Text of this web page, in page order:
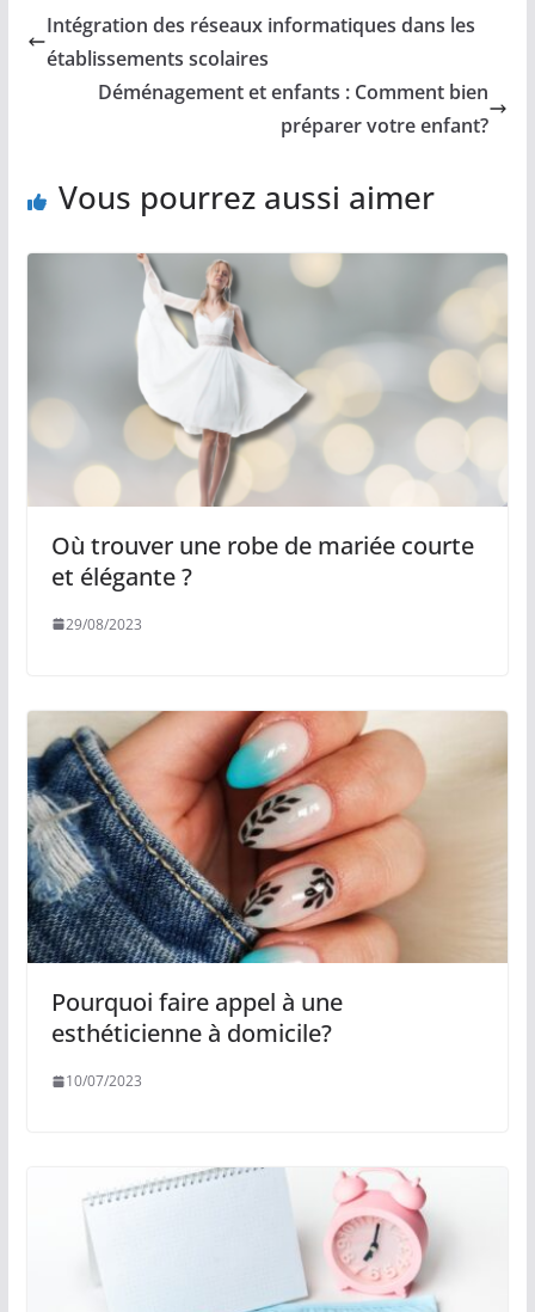
Intégration des réseaux informatiques dans les
établissements scolaires
Déménagement et enfants : Comment bien
préparer votre enfant?
Vous pourrez aussi aimer
Où trouver une robe de mariée courte
et élégante ?
29/08/2023
Pourquoi faire appel à une
esthéticienne à domicile?
10/07/2023